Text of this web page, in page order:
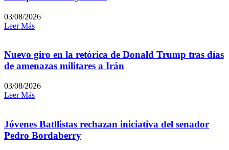
03/08/2026
Leer Más
Nuevo giro en la retórica de Donald Trump tras días
de amenazas militares a Irán
03/08/2026
Leer Más
Jóvenes Batllistas rechazan iniciativa del senador
Pedro Bordaberry